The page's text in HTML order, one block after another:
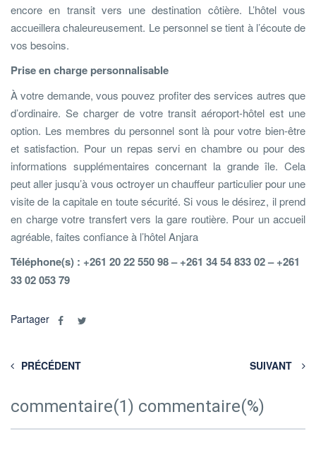
encore en transit vers une destination côtière. L’hôtel vous
accueillera chaleureusement. Le personnel se tient à l’écoute de
vos besoins.
Prise en charge personnalisable
À votre demande, vous pouvez profiter des services autres que
d’ordinaire. Se charger de votre transit aéroport-hôtel est une
option. Les membres du personnel sont là pour votre bien-être
et satisfaction. Pour un repas servi en chambre ou pour des
informations supplémentaires concernant la grande île. Cela
peut aller jusqu’à vous octroyer un chauffeur particulier pour une
visite de la capitale en toute sécurité. Si vous le désirez, il prend
en charge votre transfert vers la gare routière. Pour un accueil
agréable, faites confiance à l’hôtel Anjara
Téléphone(s) : +261 20 22 550 98 – +261 34 54 833 02 – +261
33 02 053 79
Partager
PRÉCÉDENT SUIVANT
commentaire(1) commentaire(%)